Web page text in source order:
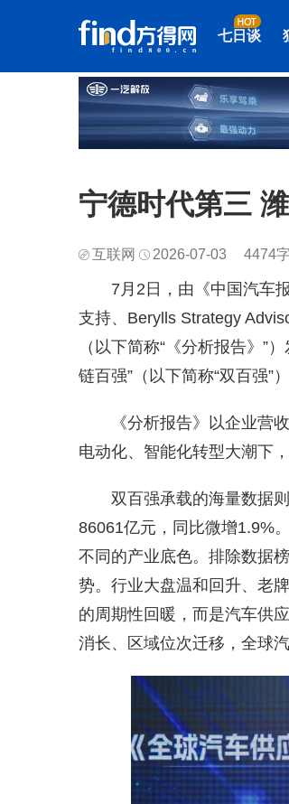
七日谈
宁德时代第三
互联网 2026-07-03 4474
7月2日，由《中国汽车
支持、Berylls Strategy
（以下简称“《分析报告》”
链百强”（以下简称“双百强”
《分析报告》以企业营
电动化、智能化转型大潮下
双百强承载的海量数据
86061亿元，同比微增1.9%
不同的产业底色。排除数据
势。行业大盘温和回升、老
的周期性回暖，而是汽车供
消长、区域位次迁移，全球